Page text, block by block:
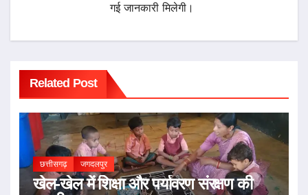
गई जानकारी मिलेगी।
Related Post
छत्तीसगढ़ जगदलपुर
खेल-खेल में शिक्षा और पर्यावरण संरक्षण की